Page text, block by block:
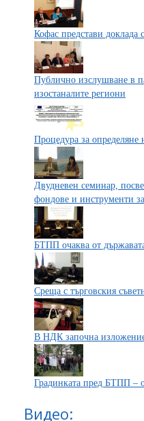
Кофас представи доклада
Публично изслушване в
изостаналите региони
Процедура за определяне
Двудневен семинар,
фондове и инструменти
БТПП очаква от
Среща с търговския
В НДК започна
Градинката пред БТПП –
Видео: